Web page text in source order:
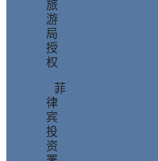
旅
游
局
授
权
菲
律
宾
投
资